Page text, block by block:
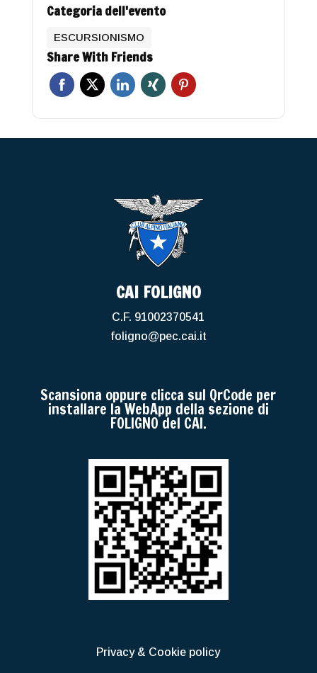
Categoria dell'evento
ESCURSIONISMO
Share With Friends
CAI FOLIGNO
C.F. 91002370541
foligno@pec.cai.it
Scansiona oppure clicca sul QrCode per
installare la WebApp della sezione di
FOLIGNO del CAI.
Privacy & Cookie policy